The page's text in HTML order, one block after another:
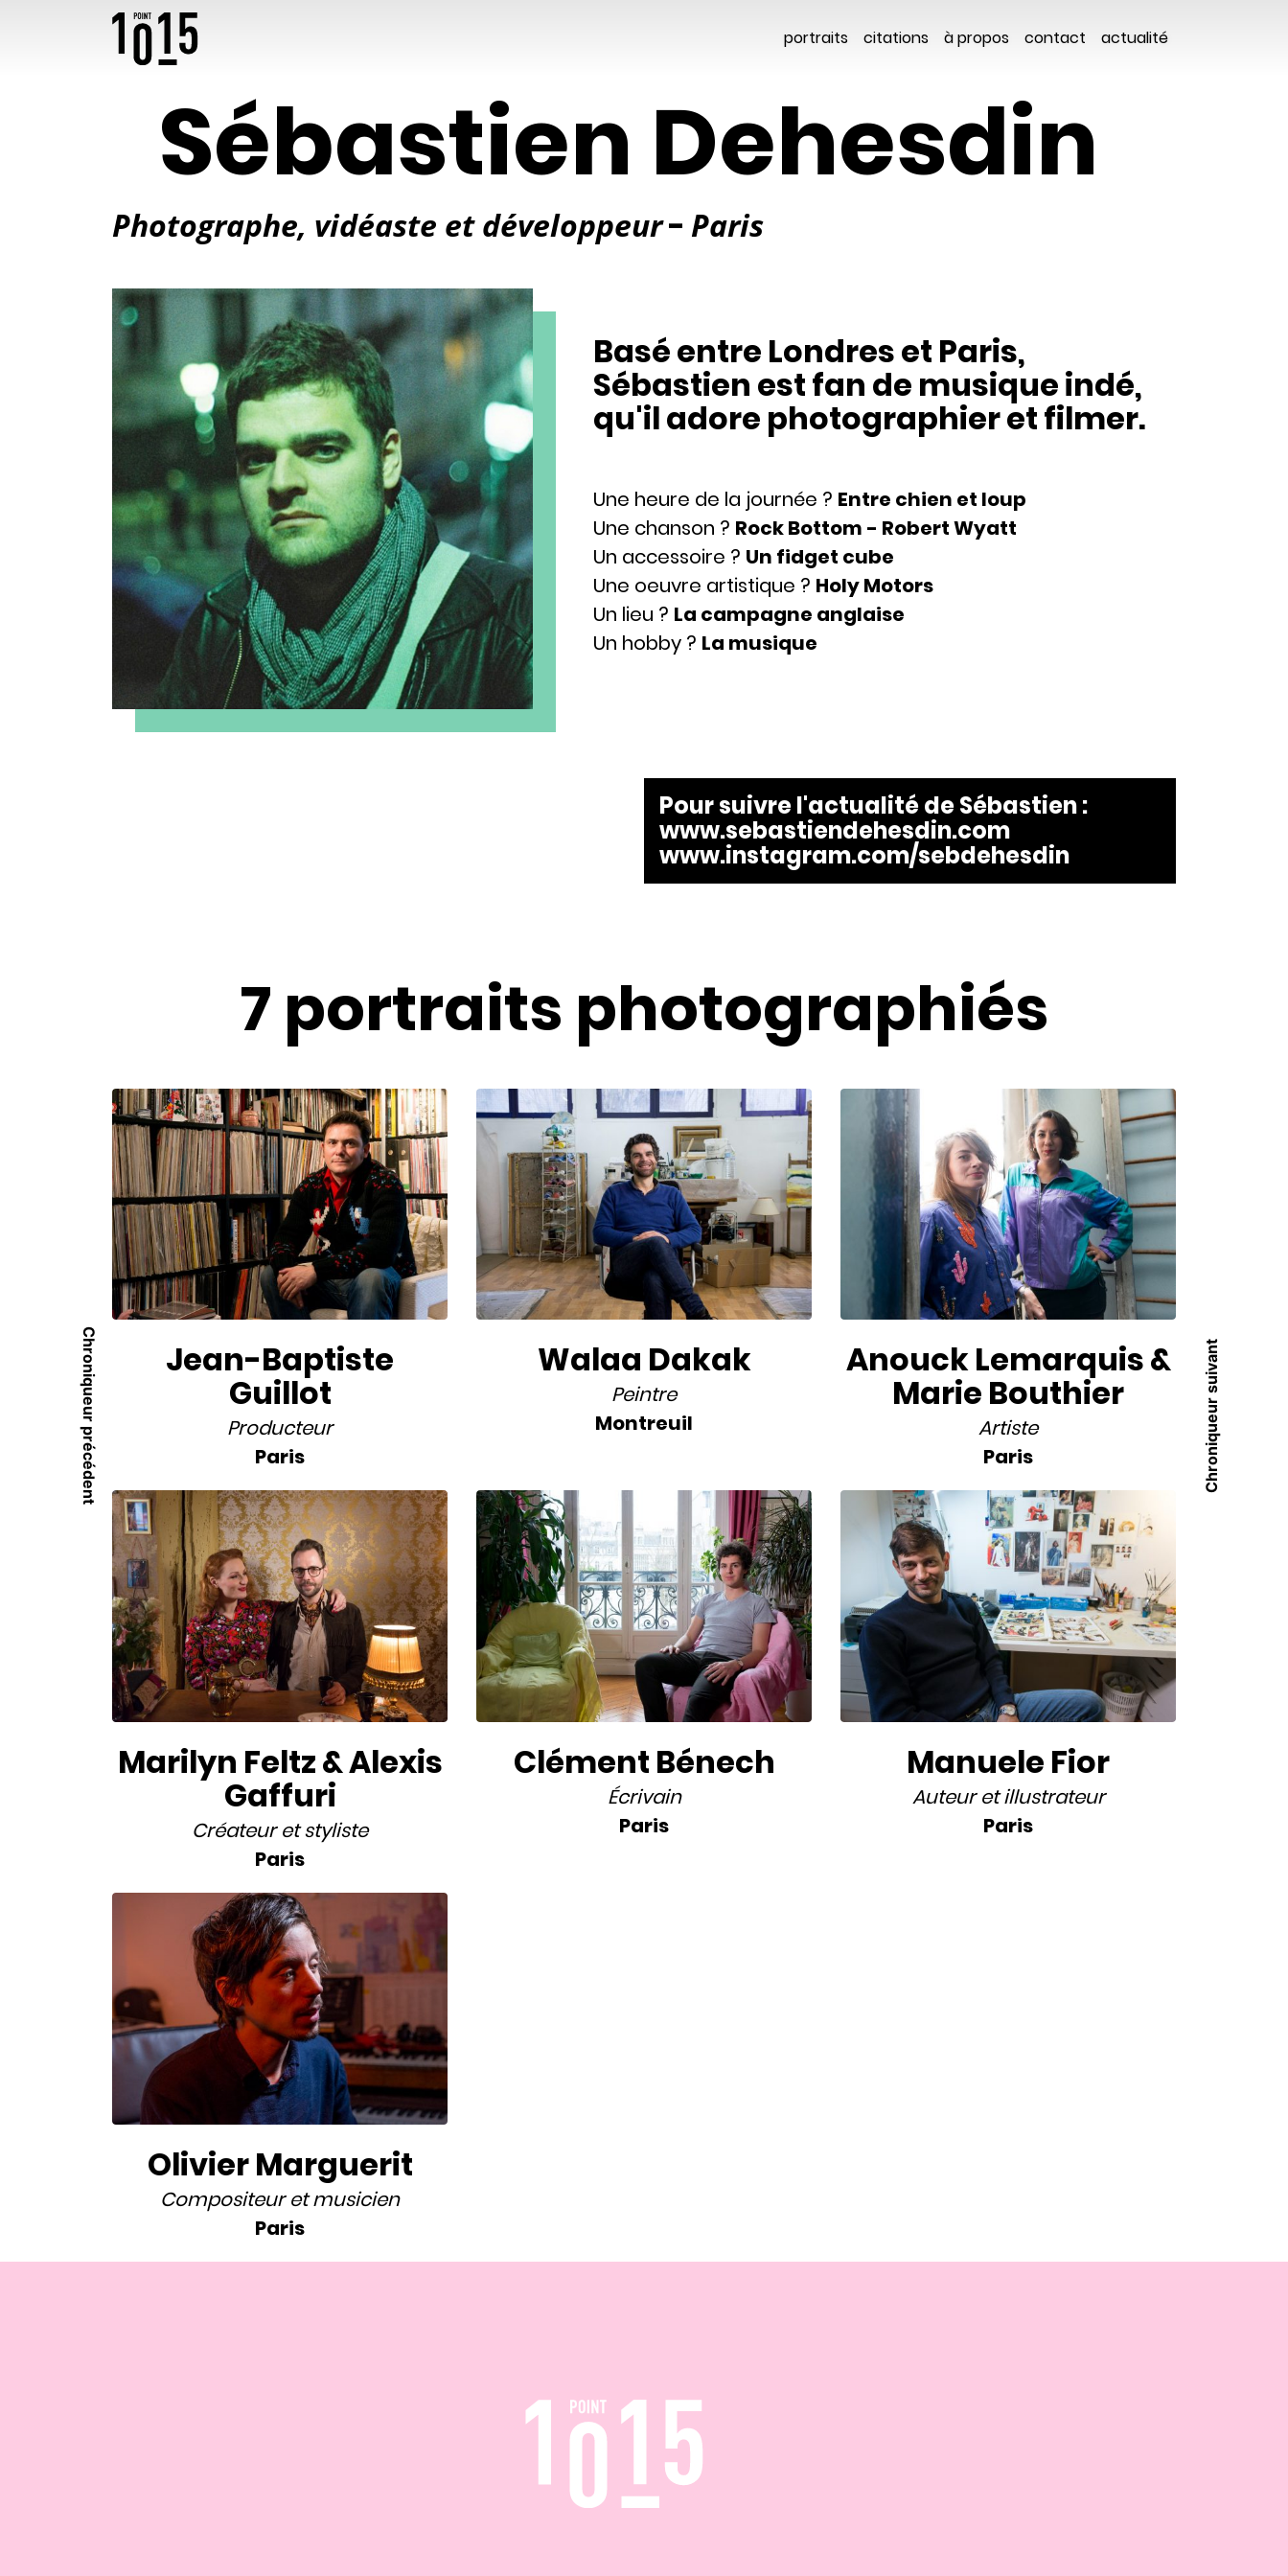
portraits citations à propos contact actualité
Sébastien Dehesdin
Photographe, vidéaste et développeur- Paris
Basé entre Londres et Paris,
Sébastien est fan de musique indé,
qu'il adore photographier et filmer.
Une heure de la journée ? Entre chien et loup
Une chanson ? Rock Bottom - Robert Wyatt
Un accessoire ? Un fidget cube
Une oeuvre artistique ? Holy Motors
Un lieu ? La campagne anglaise
Un hobby ? La musique
Pour suivre l'actualité deSébastien:
www.sebastiendehesdin.com
www.instagram.com/sebdehesdin
7 portraits photographiés
Jean-Baptiste
Guillot
Producteur
Paris
Walaa Dakak
Peintre
Montreuil
Anouck Lemarquis &
Marie Bouthier
Artiste
Paris
Marilyn Feltz & Alexis
Gaffuri
Créateuretstyliste
Paris
Clément Bénech
Écrivain
Paris
Manuele Fior
Auteuretillustrateur
Paris
Olivier Marguerit
Compositeuretmusicien
Paris
Chroniqueur suivant
Chroniqueur précédent